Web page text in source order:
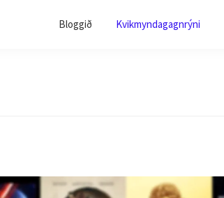
Bloggið Kvikmyndagagnrýni